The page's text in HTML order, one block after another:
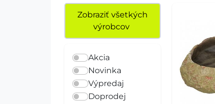
Zobraziť všetkých
výrobcov
Akcia
Novinka
Výpredaj
Doprodej